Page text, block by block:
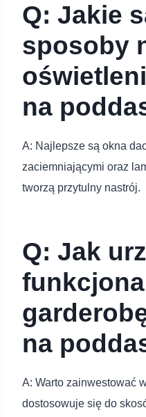
Q: Jakie
sposoby
na
A: Najlepsze są okna
zaciemniającymi oraz
tworzą przytulny nastrój.
Q: Jak
na
A: Warto zainwestować
dostosowuje się do